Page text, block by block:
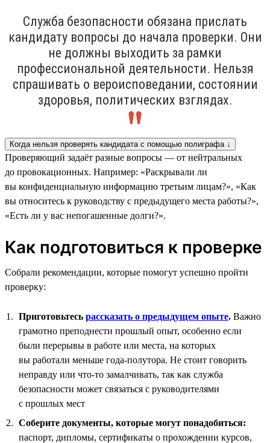
Служба безопасности обязана прислать
кандидату вопросы до начала проверки. Они
не должны выходить за рамки
профессиональной деятельности. Нельзя
спрашивать о вероисповедании, состоянии
здоровья, политических взглядах.
Когда нельзя проверять кандидата с помощью полиграфа ↓
Проверяющий задаёт разные вопросы — от нейтральных
до провокационных. Например: «Раскрывали ли
вы конфиденциальную информацию третьим лицам?», «Как
вы относитесь к руководству с предыдущего места работы?»,
«Есть ли у вас непогашенные долги?».
Как подготовиться к проверке
Собрали рекомендации, которые помогут успешно пройти
проверку:
Приготовьтесь рассказать о предыдущем опыте. Важно
грамотно преподнести прошлый опыт, особенно если
были перерывы в работе или места, на которых
вы работали меньше года-полутора. Не стоит говорить
неправду или что-то замалчивать, так как служба
безопасности может связаться с руководителями
с прошлых мест
Соберите документы, которые могут понадобиться:
паспорт, дипломы, сертификаты о прохождении курсов,